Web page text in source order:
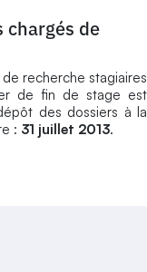
chargés de
recherche stagiaires
de fin de stage est
des dossiers à la
: 31 juillet 2013.